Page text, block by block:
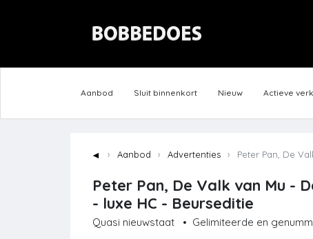
Aanbod Sluit binnenkort Nieuw Actieve
◄ Aanbod Advertenties Peter Pan, De
Peter Pan, De Valk van Mu -
- luxe HC - Beurseditie
Quasi nieuwstaat • Gelimiteerde en